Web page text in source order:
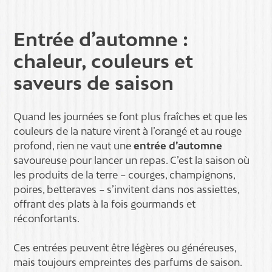
Entrée d’automne :
chaleur, couleurs et
saveurs de saison
Quand les journées se font plus fraîches et que les
couleurs de la nature virent à l’orangé et au rouge
profond, rien ne vaut uneentrée d’automne
savoureuse pour lancer un repas. C’est la saison où
les produits de la terre – courges, champignons,
poires, betteraves – s’invitent dans nos assiettes,
offrant des plats à la fois gourmands et
réconfortants.
Ces entrées peuvent être légères ou généreuses,
mais toujours empreintes des parfums de saison.